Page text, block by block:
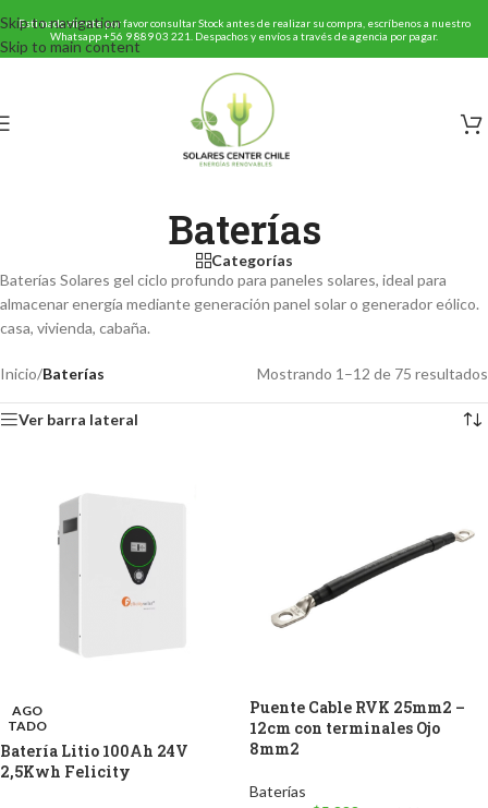
Skip to navigation
Skip to main content
Estimado cliente por favor consultar Stock antes de realizar su compra, escríbenos a nuestro
Whatsapp+56 9 889 03 221 . Despachos y envíos a través de agencia por pagar.
Baterías
Categorías
Baterías Solares gel ciclo profundo para paneles solares, ideal para
almacenar energía mediante generación panel solar o generador eólico.
casa, vivienda, cabaña.
Inicio/Baterías Mostrando 1–12 de 75 resultados
Ver barra lateral
AGO
TADO
Batería Litio 100Ah 24V
2,5Kwh Felicity
Puente Cable RVK 25mm2 –
12cm con terminales Ojo
8mm2
Baterías